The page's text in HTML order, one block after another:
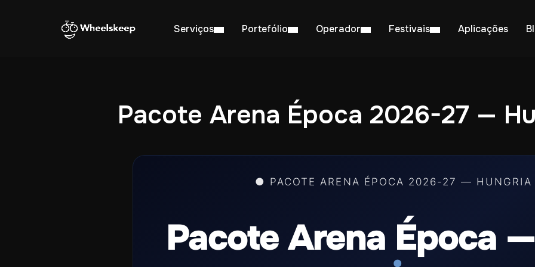
Serviços Portefólio Operador Festivais Aplicações
Pacote Arena Época 2026-27 —
● PACOTE ARENA ÉPOCA 2026-27 — HUNGRIA
Pacote Arena Época —